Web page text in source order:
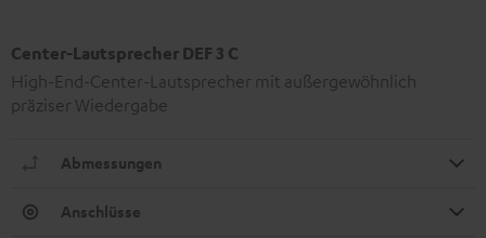
Center-Lautsprecher DEF 3 C
High-End-Center-Lautsprecher mit außergewöhnlich
präziser Wiedergabe
Abmessungen
Anschlüsse